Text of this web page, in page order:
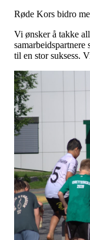
Røde Kors bidro
Vi ønsker å takke
til en stor suksess.